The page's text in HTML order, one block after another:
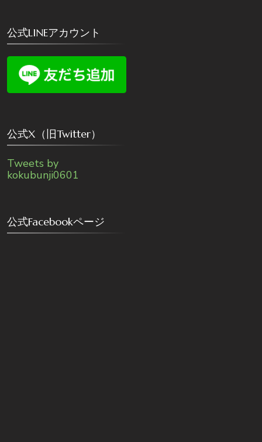
公式LINEアカウント
公式X（旧Twitter）
Tweets by
kokubunji0601
公式Facebookページ